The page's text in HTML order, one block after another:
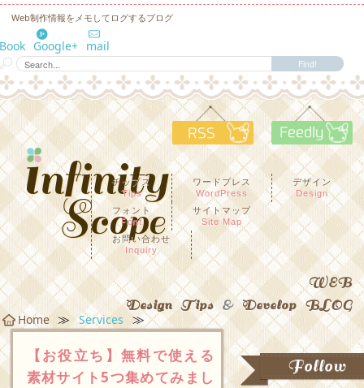
Web制作情報をメモしてログするブログ
Google+ mail
RSS
チップス
Tips
ワードプレス
WordPress
デザイン
Design
フォント
Font
サイトマップ
Site Map
お問い合わせ
Inquiry
WEB
Design Tips & Develop BLOG
Home ≫ Services ≫
【お役立ち】無料で使える
素材サイト5つ集めてみまし
Follow